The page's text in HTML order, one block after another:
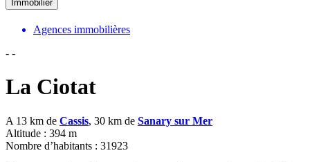
Immobilier
Agences immobilières
- -
La Ciotat
A 13 km de Cassis, 30 km de Sanary sur Mer
Altitude : 394 m
Nombre d’habitants : 31923